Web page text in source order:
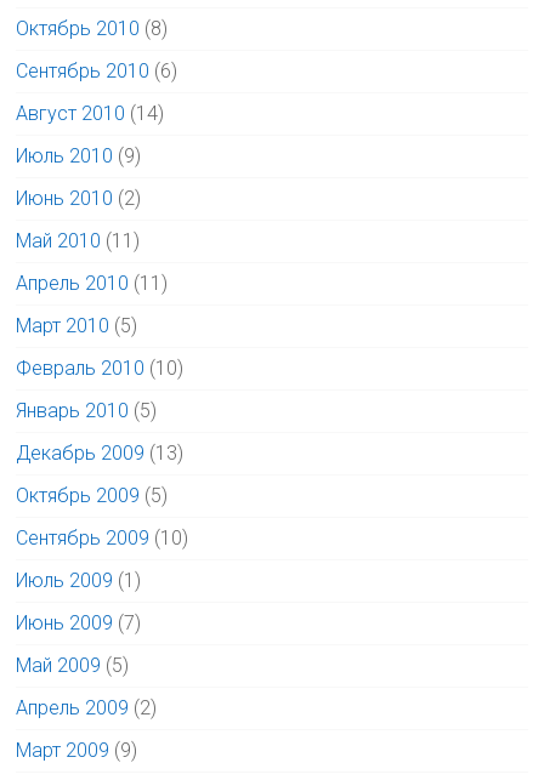
Октябрь 2010 (8)
Сентябрь 2010 (6)
Август 2010 (14)
Июль 2010 (9)
Июнь 2010 (2)
Май 2010 (11)
Апрель 2010 (11)
Март 2010 (5)
Февраль 2010 (10)
Январь 2010 (5)
Декабрь 2009 (13)
Октябрь 2009 (5)
Сентябрь 2009 (10)
Июль 2009 (1)
Июнь 2009 (7)
Май 2009 (5)
Апрель 2009 (2)
Март 2009 (9)